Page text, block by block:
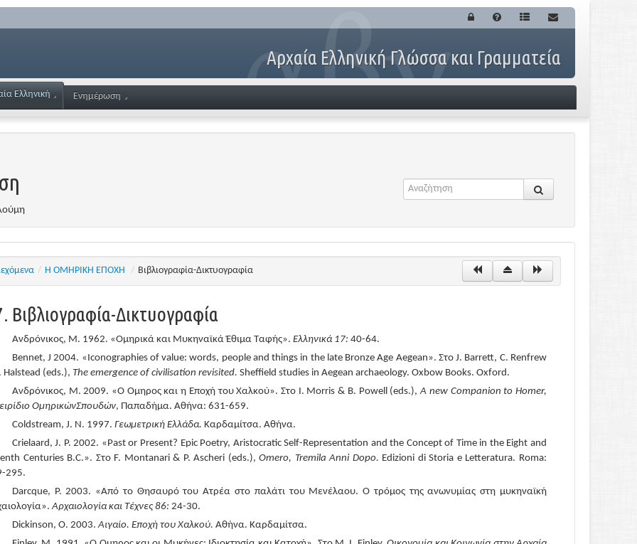
Αρχαία Ελληνική Γλώσσα και Γραμματεία
Ελληνική Ενημέρωση
/ Η ΟΜΗΡΙΚΗ ΕΠΟΧΗ / Βιβλιογραφία-Δικτυογραφία
Βιβλιογραφία-Δικτυογραφία
Ανδρόνικος, Μ. 1962. «Ομηρικά και Μυκηναϊκά Έθιμα Ταφής». Ελληνικά 17: 40-64.
Bennet, J 2004. «Iconographies of value: words, people and things in the late Bronze Age Aegean». Στο J. Barrett, C. Renfrew
Halstead (eds.), The emergence of civilisation revisited. Sheffield studies in Aegean archaeology. Oxbow Books. Oxford.
Ανδρόνικος, Μ. 2009. «Ο Όμηρος και η Εποχή του Χαλκού». Στο I. Morris & B. Powell (eds.),A new Companion to Homer,
ΟμηρικώνΣπουδών, Παπαδήμα. Αθήνα: 631-659.
Coldstream, J. N. 1997. Γεωμετρική Ελλάδα. Καρδαμίτσα. Αθήνα.
Crielaard, J. P. 2002. «Past or Present? Epic Poetry, Aristocratic Self-Representation and the Concept of Time in the Eight and
Centuries B.C.». Στο F. Montanari & P. Ascheri (eds.),Omero, Tremila Anni Dopo. Edizioni di Storia e Letteratura. Roma:
295.
Darcque, P. 2003. «Από το Θησαυρό του Ατρέα στο παλάτι του Μενέλαου. Ο τρόμος της ανωνυμίας στη μυκηναϊκή
Αρχαιολογία και Τέχνες 86: 24-30.
Dickinson, O. 2003.Αιγαίο. Εποχή του Χαλκού. Αθήνα. Καρδαμίτσα.